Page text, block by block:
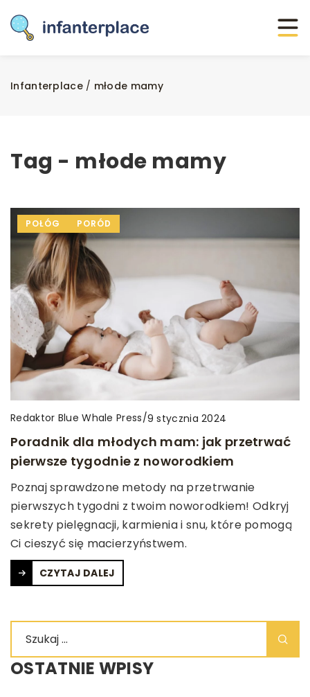
Infanterplace/ młode mamy
Tag - młode mamy
POŁÓG PORÓD
Redaktor Blue Whale Press/9 stycznia 2024
Poradnik dla młodych mam: jak przetrwać
pierwsze tygodnie z noworodkiem
Poznaj sprawdzone metody na przetrwanie
pierwszych tygodni z twoim noworodkiem! Odkryj
sekrety pielęgnacji, karmienia i snu, które pomogą
Ci cieszyć się macierzyństwem.
CZYTAJ DALEJ
OSTATNIE WPISY